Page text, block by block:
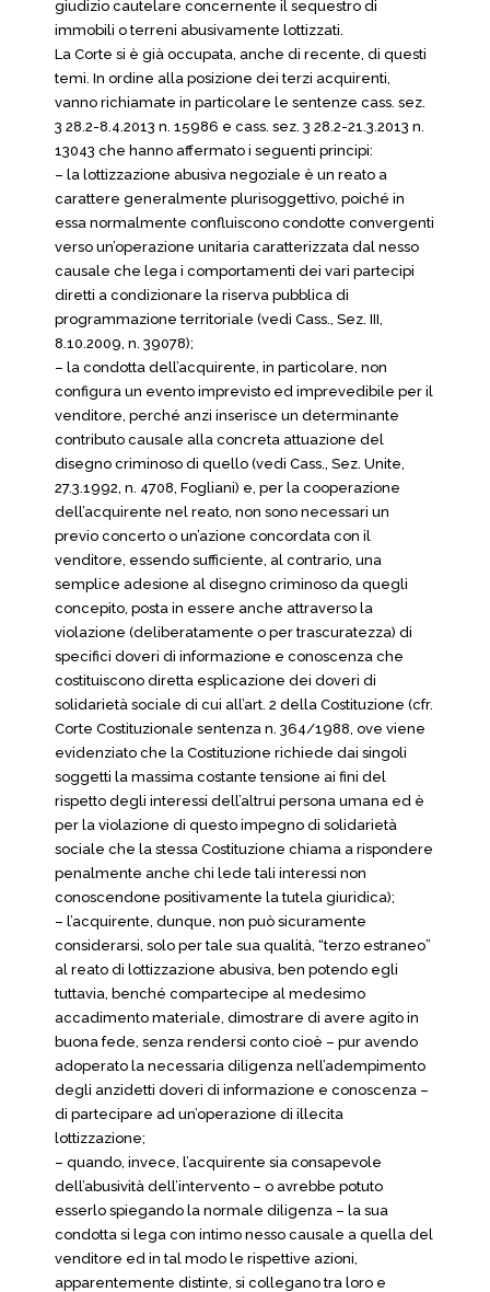
giudizio cautelare concernente il sequestro di
immobili o terreni abusivamente lottizzati.
La Corte si è già occupata, anche di recente, di questi
temi. In ordine alla posizione dei terzi acquirenti,
vanno richiamate in particolare le sentenze cass. sez.
3 28.2-8.4.2013 n. 15986 e cass. sez. 3 28.2-21.3.2013 n.
13043 che hanno affermato i seguenti principi:
– la lottizzazione abusiva negoziale è un reato a
carattere generalmente plurisoggettivo, poiché in
essa normalmente confluiscono condotte convergenti
verso un’operazione unitaria caratterizzata dal nesso
causale che lega i comportamenti dei vari partecipi
diretti a condizionare la riserva pubblica di
programmazione territoriale (vedi Cass., Sez. III,
8.10.2009, n. 39078);
– la condotta dell’acquirente, in particolare, non
configura un evento imprevisto ed imprevedibile per il
venditore, perché anzi inserisce un determinante
contributo causale alla concreta attuazione del
disegno criminoso di quello (vedi Cass., Sez. Unite,
27.3.1992, n. 4708, Fogliani) e, per la cooperazione
dell’acquirente nel reato, non sono necessari un
previo concerto o un’azione concordata con il
venditore, essendo sufficiente, al contrario, una
semplice adesione al disegno criminoso da quegli
concepito, posta in essere anche attraverso la
violazione (deliberatamente o per trascuratezza) di
specifici doveri di informazione e conoscenza che
costituiscono diretta esplicazione dei doveri di
solidarietà sociale di cui all’art. 2 della Costituzione (cfr.
Corte Costituzionale sentenza n. 364/1988, ove viene
evidenziato che la Costituzione richiede dai singoli
soggetti la massima costante tensione ai fini del
rispetto degli interessi dell’altrui persona umana ed è
per la violazione di questo impegno di solidarietà
sociale che la stessa Costituzione chiama a rispondere
penalmente anche chi lede tali interessi non
conoscendone positivamente la tutela giuridica);
– l’acquirente, dunque, non può sicuramente
considerarsi, solo per tale sua qualità, “terzo estraneo”
al reato di lottizzazione abusiva, ben potendo egli
tuttavia, benché compartecipe al medesimo
accadimento materiale, dimostrare di avere agito in
buona fede, senza rendersi conto cioè – pur avendo
adoperato la necessaria diligenza nell’adempimento
degli anzidetti doveri di informazione e conoscenza –
di partecipare ad un’operazione di illecita
lottizzazione;
– quando, invece, l’acquirente sia consapevole
dell’abusività dell’intervento – o avrebbe potuto
esserlo spiegando la normale diligenza – la sua
condotta si lega con intimo nesso causale a quella del
venditore ed in tal modo le rispettive azioni,
apparentemente distinte, si collegano tra loro e